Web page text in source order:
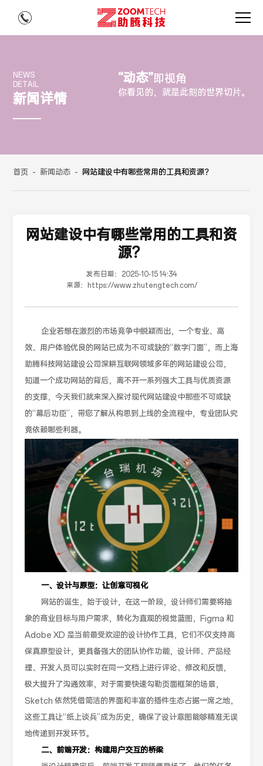
NEWS
DETAIL
新闻详情
“动态”即视角
你看见的，就是此刻的世界切片。
首页 - 新闻动态 - 网站建设中有哪些常用的工具和资源？
网站建设中有哪些常用的工具和资
源？
发布日期：
2025-10-15 14:34
来源：
https://www.zhutengtech.com/
企业若想在激烈的市场竞争中脱颖而出，一个专业、高
效、用户体验优良的网站已成为不可或缺的“数字门面”，而上海
助腾科技网站建设公司深耕互联网领域多年的网站建设公司，
知道一个成功网站的背后，离不开一系列强大工具与优质资源
的支撑，今天我们就来深入探讨现代网站建设中那些不可或缺
的“幕后功臣”，带您了解从构思到上线的全流程中，专业团队究
竟依赖哪些利器。
一、设计与原型：让创意可视化
网站的诞生，始于设计，在这一阶段，设计师们需要将抽
象的商业目标与用户需求，转化为直观的视觉蓝图，Figma 和
Adobe XD 是当前最受欢迎的设计协作工具，它们不仅支持高
保真原型设计，更具备强大的团队协作功能，设计师、产品经
理、开发人员可以实时在同一文档上进行评论、修改和反馈，
极大提升了沟通效率，对于需要快速勾勒页面框架的场景，
Sketch 依然凭借简洁的界面和丰富的插件生态占据一席之地，
这些工具让“纸上谈兵”成为历史，确保了设计意图能够精准无误
地传递到开发环节。
二、前端开发：构建用户交互的桥梁